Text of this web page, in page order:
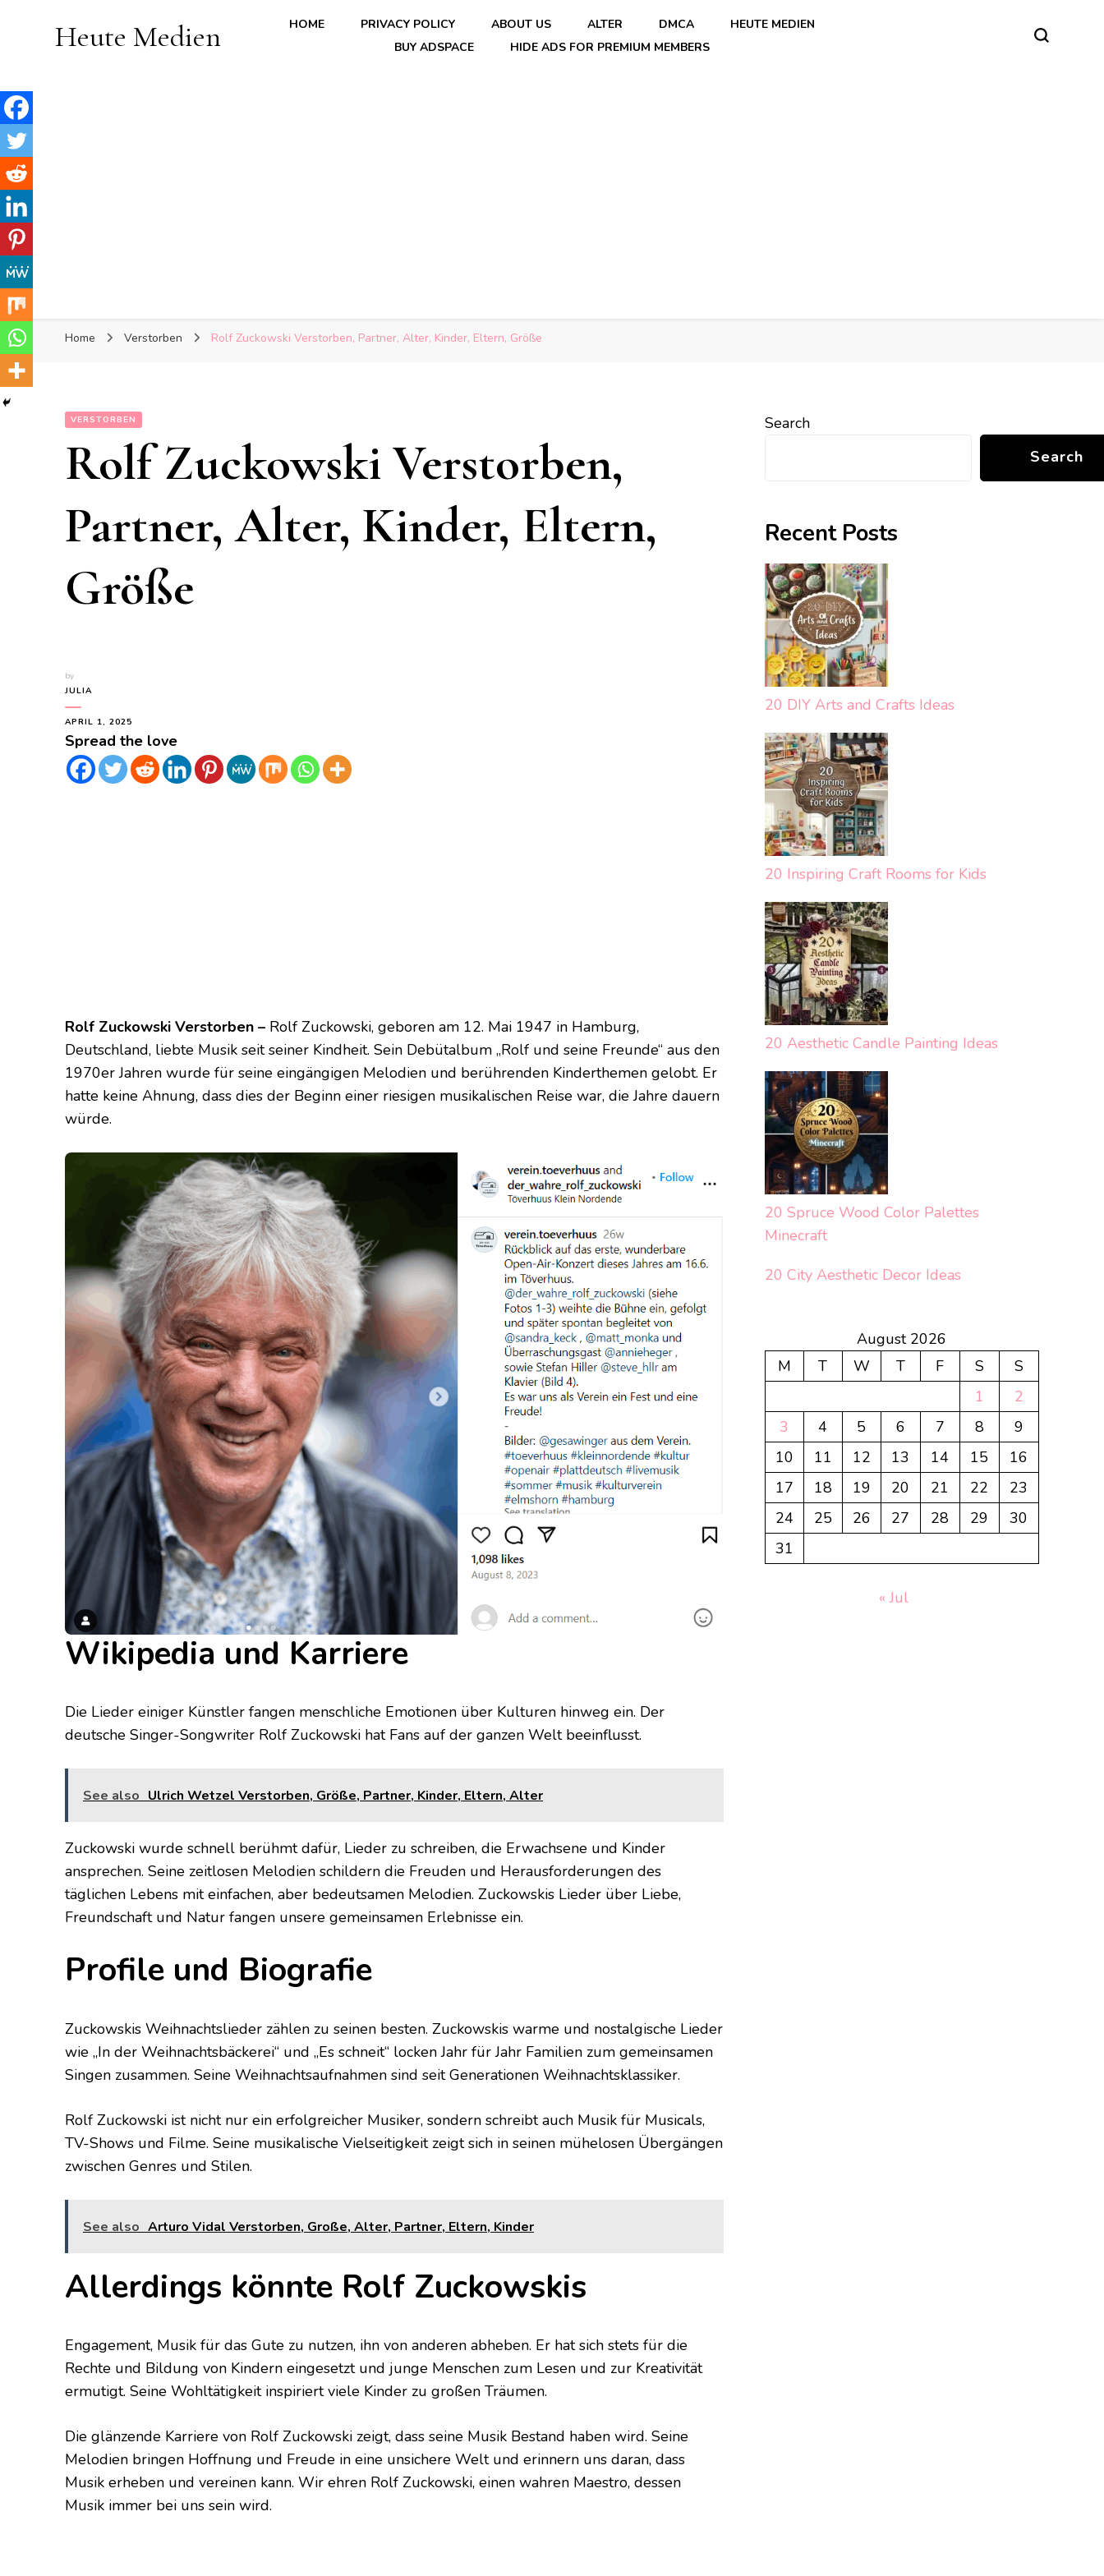
Heute Medien HOME PRIVACY POLICY ABOUT US ALTER DMCA
HEUTE MEDIEN
BUY ADSPACE
HIDE ADS FOR PREMIUM MEMBERS
Home Verstorben Rolf Zuckowski Verstorben, Partner, Alter, Kinder, Eltern, Größe
VERSTORBEN
Rolf Zuckowski Verstorben,
Partner, Alter, Kinder, Eltern,
Größe
by
JULIA
APRIL 1, 2025
Spread the love
Rolf Zuckowski Verstorben – Rolf Zuckowski, geboren am 12. Mai 1947 in Hamburg,
Deutschland, liebte Musik seit seiner Kindheit. Sein Debütalbum „Rolf und seine Freunde“ aus den
1970er Jahren wurde für seine eingängigen Melodien und berührenden Kinderthemen gelobt. Er
hatte keine Ahnung, dass dies der Beginn einer riesigen musikalischen Reise war, die Jahre dauern
würde.
Wikipedia und Karriere
Die Lieder einiger Künstler fangen menschliche Emotionen über Kulturen hinweg ein. Der
deutsche Singer-Songwriter Rolf Zuckowski hat Fans auf der ganzen Welt beeinflusst.
See also Ulrich Wetzel Verstorben, Größe, Partner, Kinder, Eltern, Alter
Zuckowski wurde schnell berühmt dafür, Lieder zu schreiben, die Erwachsene und Kinder
ansprechen. Seine zeitlosen Melodien schildern die Freuden und Herausforderungen des
täglichen Lebens mit einfachen, aber bedeutsamen Melodien. Zuckowskis Lieder über Liebe,
Freundschaft und Natur fangen unsere gemeinsamen Erlebnisse ein.
Profile und Biografie
Zuckowskis Weihnachtslieder zählen zu seinen besten. Zuckowskis warme und nostalgische Lieder
wie „In der Weihnachtsbäckerei“ und „Es schneit“ locken Jahr für Jahr Familien zum gemeinsamen
Singen zusammen. Seine Weihnachtsaufnahmen sind seit Generationen Weihnachtsklassiker.
Rolf Zuckowski ist nicht nur ein erfolgreicher Musiker, sondern schreibt auch Musik für Musicals,
TV-Shows und Filme. Seine musikalische Vielseitigkeit zeigt sich in seinen mühelosen Übergängen
zwischen Genres und Stilen.
See also Arturo Vidal Verstorben, Große, Alter, Partner, Eltern, Kinder
Allerdings könnte Rolf Zuckowskis
Engagement, Musik für das Gute zu nutzen, ihn von anderen abheben. Er hat sich stets für die
Rechte und Bildung von Kindern eingesetzt und junge Menschen zum Lesen und zur Kreativität
ermutigt. Seine Wohltätigkeit inspiriert viele Kinder zu großen Träumen.
Die glänzende Karriere von Rolf Zuckowski zeigt, dass seine Musik Bestand haben wird. Seine
Melodien bringen Hoffnung und Freude in eine unsichere Welt und erinnern uns daran, dass
Musik erheben und vereinen kann. Wir ehren Rolf Zuckowski, einen wahren Maestro, dessen
Musik immer bei uns sein wird.
Search
Search
Recent Posts
20 DIY Arts and Crafts Ideas
20 Inspiring Craft Rooms for Kids
20 Aesthetic Candle Painting Ideas
20 Spruce Wood Color Palettes
Minecraft
20 City Aesthetic Decor Ideas
August 2026
M
T W T F S
S
1
2
3
4 5 6 7 8
9
10
11 12 13 14 15
16
17
18 19 20 21 22
23
24
25 26 27 28 29
30
31
« Jul